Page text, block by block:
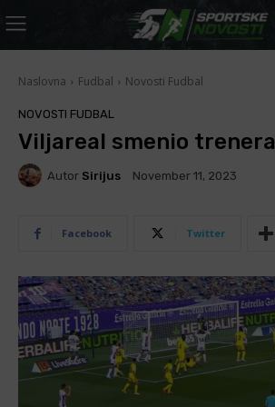
Naslovna Fudbal Novosti Fudbal
NOVOSTI FUDBAL
Viljareal smenio trenera
Autor Sirijus November 11, 2023
Facebook Twitter